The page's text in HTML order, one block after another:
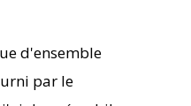
d'ensemble
par le